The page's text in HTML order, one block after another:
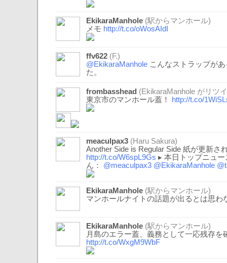
EkikaraManhole (駅からマンホール)
メモ http://t.co/oWosAIdI
ffv622 (F.)
@EkikaraManhole こんなストラップが
た。
frombasshead (EkikaraManhole がリツ
東京市のマンホール蓋！
http://t.co/
meaculpax3 (Haru Sakura)
Another Side is Regular Side 紙が更新さ
http://t.co/W6spL9Gs ▸ 本日トップニュ
ん： @meaculpax3 @EkikaraManhole
EkikaraManhole (駅からマンホール)
マンホールナイトの話題が出るとは思わ
EkikaraManhole (駅からマンホール)
月島のエラー蓋、義務として一応残存を
http://t.co/WxgM9WbF